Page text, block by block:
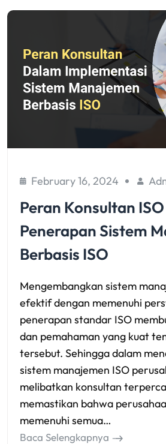
February 16, 2024
Peran Konsultan
Penerapan Sistem
Berbasis ISO
Mengembangkan sistem
efektif dengan memenuhi
penerapan standar ISO
dan pemahaman yang kuat
tersebut. Sehingga dalam
sistem manajemen ISO
melibatkan konsultan
memastikan bahwa
memenuhi semua…
Baca Selengkapnya